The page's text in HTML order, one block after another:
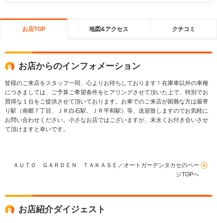
お店TOP 地図&アクセス クチコミ
お店からのインフォメーション
皆様のご来店をスタッフ一同、心よりお待ちしております！在庫車以外の車種
につきましては、ご予算ご希望条件をヒアリングさせて頂いた上で、特別でお
買得な１台をご提供させて頂いております。お車でのご来店が困難な方は最寄
り駅（南郷７丁目、ＪＲ白石駅、ＪＲ平和駅）等、送迎致しますのでお気軽に
お問い合わせください。小さなお店ではございますが、末永くお付き合いさせ
て頂けますと幸いです。
ＡＵＴＯ ＧＡＲＤＥＮ ＴＡＫＡＳＥ／オートガーデンタカセのペー
ジTOPへ
お店紹介ダイジェスト